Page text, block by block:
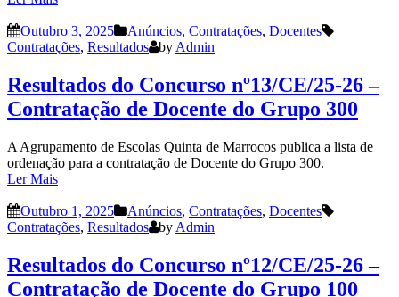
Outubro 3, 2025 Anúncios, Contratações, Docentes
Contratações, Resultados by Admin
Resultados do Concurso nº13/CE/25-26 –
Contratação de Docente do Grupo 300
A Agrupamento de Escolas Quinta de Marrocos publica a lista de
ordenação para a contratação de Docente do Grupo 300.
Ler Mais
Outubro 1, 2025 Anúncios, Contratações, Docentes
Contratações, Resultados by Admin
Resultados do Concurso nº12/CE/25-26 –
Contratação de Docente do Grupo 100